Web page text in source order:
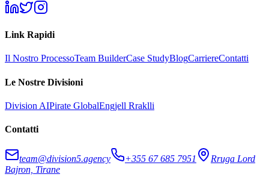
Link Rapidi
Il Nostro ProcessoTeam BuilderCase StudyBlogCarriereContatti
Le Nostre Divisioni
Division AIPirate GlobalEngjell Rraklli
Contatti
team@division5.agency +355 67 685 7951
Rruga Lord
Bajron, Tirane